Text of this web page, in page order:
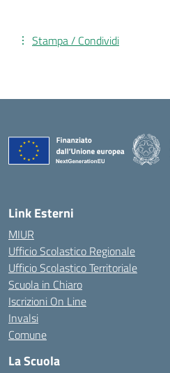
Stampa / Condividi
Link Esterni
MIUR
Ufficio Scolastico Regionale
Ufficio Scolastico Territoriale
Scuola in Chiaro
Iscrizioni On Line
Invalsi
Comune
La Scuola